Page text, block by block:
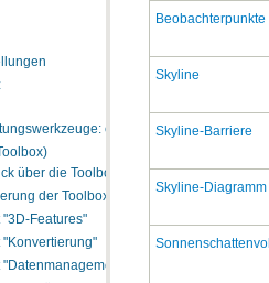
ergänzende Themen
über die Toolbox "3D Analyst"
der Toolbox "3D Analyst"
"3D-Features"
"Konvertierung"
"Datenmanagement"
Beobachterpunkte
Skyline
Skyline-Barriere
Skyline-Diagramm